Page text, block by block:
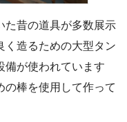
た昔の道具が多数展示
く造るための大型タン
備が使われています
の棒を使用して作って